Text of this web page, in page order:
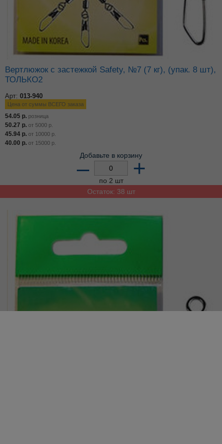
Вертлюжок с застежкой Safety, №7 (7 кг), (упак. 8 шт),
ТОЛЬКО2
Арт: 013-940
Цена от суммы ВСЕГО заказа
54.05 р. розница
50.27 р. от 5000 р.
45.94 р. от 10000 р.
40.00 р. от 15000 р.
Добавьте в корзину
– +
по 2 шт
Остаток: 38 шт